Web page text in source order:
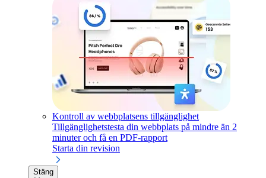
Kontroll av webbplatsens tillgänglighet
Tillgänglighetstesta din webbplats på mindre än 2
minuter och få en PDF-rapport
Starta din revision
Stäng